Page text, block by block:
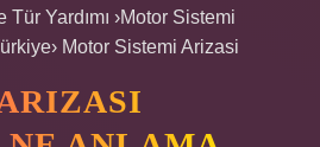
Tür Yardımı ›Motor Sistemi
Motor Sistemi Arizasi